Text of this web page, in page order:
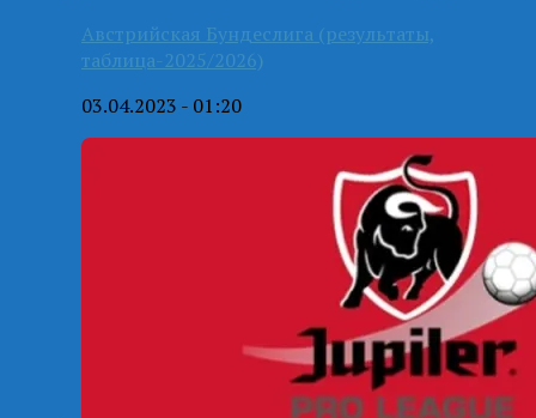
Австрийская Бундеслига (результаты,
таблица-2025/2026)
03.04.2023 - 01:20